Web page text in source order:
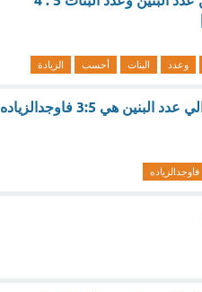
وعدد البنات أحسب الزيادة
اذا كان عدد طلاب مدرسه 576 النسبه بين عدد البنات الي عدد البنين هي 3:5 فاوجدالزياده
فاوجدالزياده